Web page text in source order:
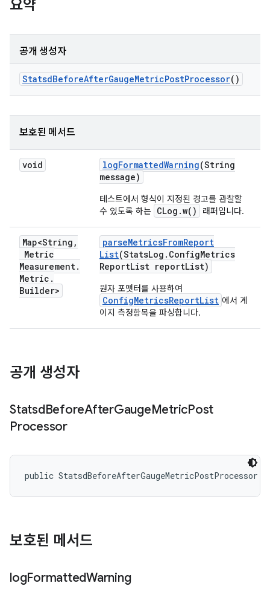
요약
공개 생성자
StatsdBeforeAfterGaugeMetricPostProcessor()
보호된 메서드
void logFormattedWarning(String
message)
테스트에서 형식이 지정된 경고를 관찰할
수 있도록 하는 CLog.w() 래퍼입니다.
Map<String ,
Metric
Measurement.
Metric .
Builder>
parseMetricsFromReport
List(StatsLog . ConfigMetrics
ReportList reportList)
원자 포맷터를 사용하여
ConfigMetricsReportList 에서 게
이지 측정항목을 파싱합니다.
공개 생성자
StatsdBeforeAfterGaugeMetricPost
Processor
public StatsdBeforeAfterGaugeMetricPostProcessor
보호된 메서드
logFormattedWarning